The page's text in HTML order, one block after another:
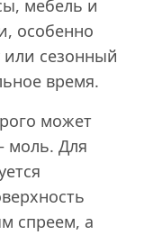
мебель и
особенно
или сезонный
время.
может
моль. Для
спреем, а